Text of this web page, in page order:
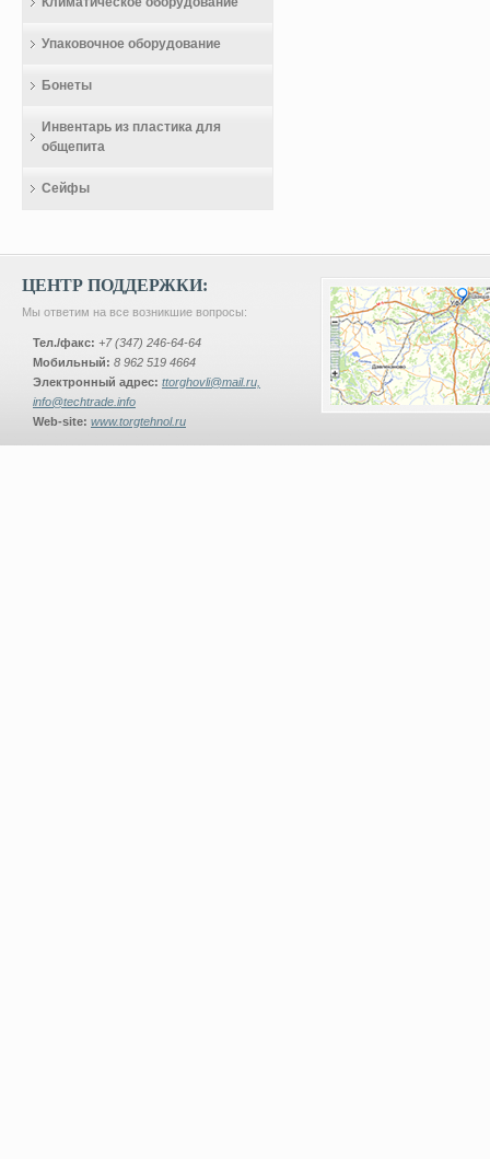
Упаковочное оборудование
Бонеты
Инвентарь из пластика для
общепита
Сейфы
ЦЕНТР ПОДДЕРЖКИ:
Мы ответим на все возникшие вопросы:
Тел./факс: +7 (347) 246-64-64
Мобильный: 8 962 519 4664
Электронный адрес: ttorghovli@mail.ru,
info@techtrade.info
Web-site: www.torgtehnol.ru